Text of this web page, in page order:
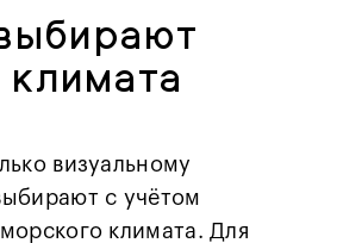
визуальному
с учётом
климата. Для